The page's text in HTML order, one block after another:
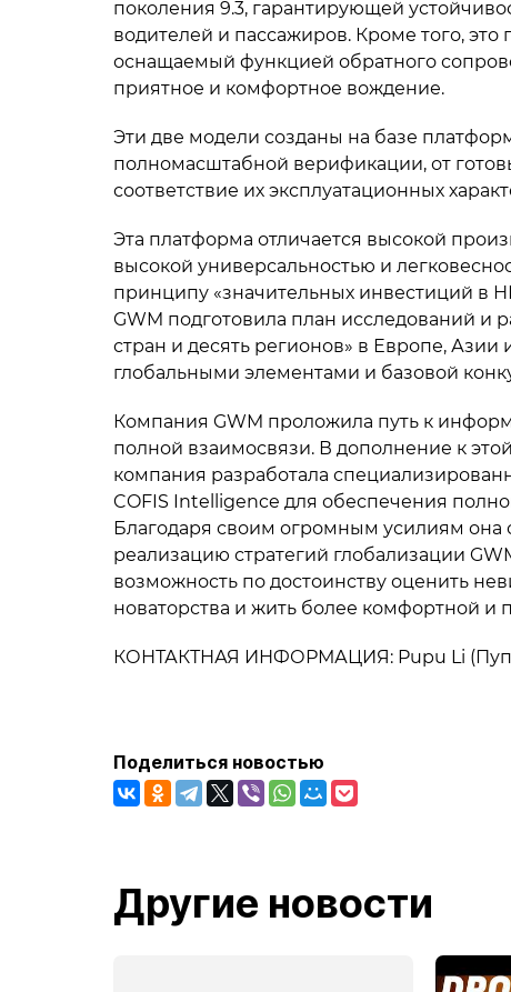
поколения 9.3, гарантирующей
водителей и пассажиров. Кроме того,
оснащаемый функцией обратного
приятное и комфортное вождение.
Эти две модели созданы на базе
полномасштабной верификации, от
соответствие их эксплуатационных
Эта платформа отличается высокой
высокой универсальностью и
принципу «значительных инвестиций в
GWM подготовила план исследований и
стран и десять регионов» в Европе, Азии
глобальными элементами и базовой
Компания GWM проложила путь к
полной взаимосвязи. В дополнение к
компания разработала
COFIS Intelligence для обеспечения
Благодаря своим огромным усилиям она
реализацию стратегий глобализации
возможность по достоинству оценить
новаторства и жить более комфортной и
КОНТАКТНАЯ ИНФОРМАЦИЯ: Pupu Li (Пупу
Поделиться новостью
Другие новости